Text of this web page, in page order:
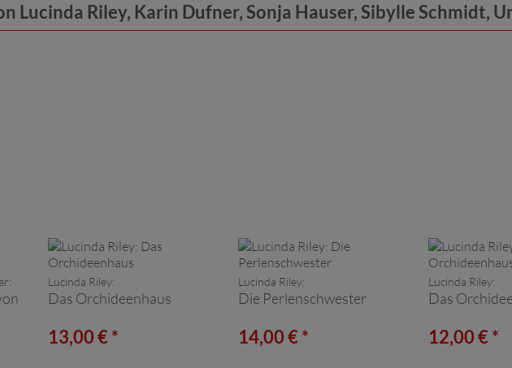
Lucinda Riley, Karin Dufner, Sonja Hauser, Sibylle Schmidt,
Lucinda Riley:
Das Orchideenhaus
13,00 € *
Lucinda Riley:
Die Perlenschwester
14,00 € *
Lucinda Riley:
Das
12,00 € *